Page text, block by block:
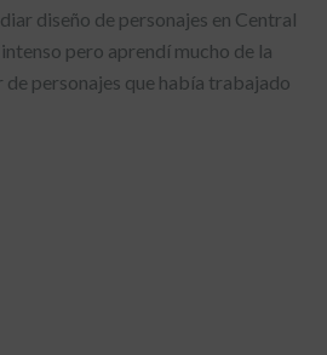
diseño de personajes en Central
pero aprendí mucho de la
personajes que había trabajado